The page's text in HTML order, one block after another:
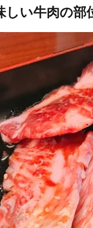
しい牛肉の部